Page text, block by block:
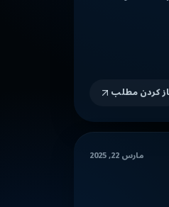
کردن مطلب
مارس 22, 2025